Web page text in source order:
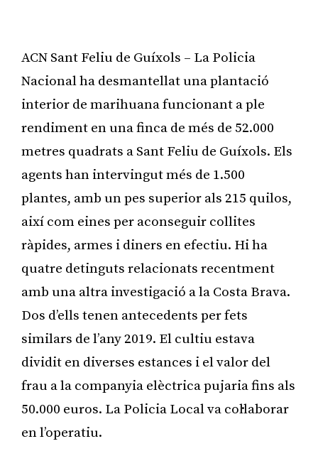
ACN Sant Feliu de Guíxols – La Policia
Nacional ha desmantellat una plantació
interior de marihuana funcionant a ple
rendiment en una finca de més de 52.000
metres quadrats a Sant Feliu de Guíxols. Els
agents han intervingut més de 1.500
plantes, amb un pes superior als 215 quilos,
així com eines per aconseguir collites
ràpides, armes i diners en efectiu. Hi ha
quatre detinguts relacionats recentment
amb una altra investigació a la Costa Brava.
Dos d’ells tenen antecedents per fets
similars de l’any 2019. El cultiu estava
dividit en diverses estances i el valor del
frau a la companyia elèctrica pujaria fins als
50.000 euros. La Policia Local va col·laborar
en l’operatiu.